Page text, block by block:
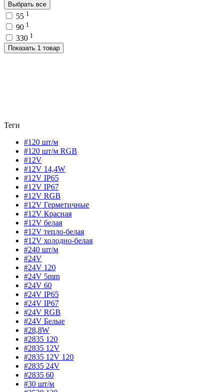
Выбрать все
55 1
90 1
330 1
Показать 1 товар
Теги
#120 шт/м
#120 шт/м RGB
#12V
#12V 14,4W
#12V IP65
#12V IP67
#12V RGB
#12V Герметичные
#12V Красная
#12V белая
#12V тепло-белая
#12V холодно-белая
#240 шт/м
#24V
#24V 120
#24V 5mm
#24V 60
#24V IP65
#24V IP67
#24V RGB
#24V Белые
#28,8W
#2835 120
#2835 12V
#2835 12V 120
#2835 24V
#2835 60
#30 шт/м